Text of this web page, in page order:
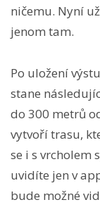
ničemu. Nyní
jenom tam.
Po uložení
stane
do 300 metrů
vytvoří trasu,
se i s vrcholem
uvidíte jen v
bude možné